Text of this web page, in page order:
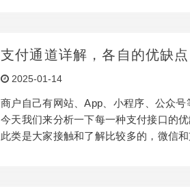
收款码就支持信用卡扫码支付，但是有
持信用卡扫码支付的个人收款码费率
需要办理支持信用卡扫码支付的个人收款
支付通道详解，各自的优缺点
2025-01-14
商户自己有网站、App、小程序、公众号
今天我们来分析一下每一种支付接口的
此类是大家接触和了解比较多的，微信